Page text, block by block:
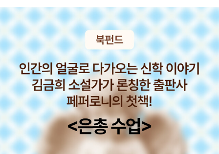
다. 이 이론들에서 중력은, 말려 있는 차원보다 짧은 거리, 즉 곡률이
너무 작아서 영향을 미칠 수 없는 작은 규모에서 보이는 행동과, 차원
이 보이지 않거나 비틀림이 중요해지는 커다른 규모에서 다른 행동을
보인다. 이로써 우리는 여분 차원이 결과적으로 우주론에서 발견되는
수수께끼 같은 성질들을 해결해줄지도 모른다는 믿음을 갖게 된다. _
리사 랜들, <숨겨진 우주> , p536/623 고정 형태의 공간은 개인과
집단의 활동을 조직하는 기본적인 방식 중 하나로서 인간이 지구상에
서 움직일 때 행동을 지배하는 물질적인 현상뿐만 아니라 감추어지고
내면화된 구도를 포함한다. 건물은 고정 형태를 표현하는 하나의 패
턴이지만 또한 특징적인 방식으로 구분되기도 한다. 마을, 도읍, 도시
의 배치, 그리고 사이사이의 시골 풍경도 우연히 이루어진 것이 아니
가장 대표적인 영토권 매입은 말 그대로 땅을 사고 집을 사는 행위'이
다. < 집 > 이야말로 눈에 보이는 주거 영토권'이다. ' 컬러 오브 머니 '
에 따라 반경 너비가 결정된다. 원이 클수록 영토권 매입가는 비싸다.
부자는 강남에 모여 살지만 재벌은 성북동에 모여 산다. 그들은 넓은
정원과 높은 담으로 둘러쌓인 집에 산다. 반면 가난한 사람은 쪽방에
서 산다. < 쪽방 > 이란 방을 쪼갠 주거 형태를 말하는 것이니 1/2
방'이다. 태어나면서 생래적으로 주어지는 권리인 영토권의 너비와
주거 영토권인 쪽방 크기'가 비슷하다는 것은 권력을 얻지 못했다는
것을 나타낸다. 권력자는 자신의 영토권을 확장하는 자이다. 이처
럼 사람들은 안전한 영토권을 갖기 위해 돈을 주고 공간'을 산다. 여
기서 끝이 아니다. 커피숍에서 커피를 마시기 위해 지불하는 비용은
읽고 싶어서 말이다. 흠흠... 그러나 수많은 송년회들은 다 어쩔 것이
냐.. 휘릭.
맘에 안든다. 표지만 갈고 출간일을 수정해 내용도 안바뀐 엄연한 구
간임에도 불구하고 10% 기본할인밖에 안된다. 지만지고전선집 시리
즈로 미하일 레르몬토프의 <리곱스카야 공작부인>이 나왔다. 완역여
부는 실물을 봐야 알듯하다. 까치에서 이매뉴얼 쉬의 <근-
현대 중국사>가 나왔다. 지난번 출간된 <러시아의 역사>와 구성이
비슷한데 보나마나 빽빽한 텍스트로 겁을 집어먹게 할 책이 틀림없
다. 그래도 언제나 까치의 책은 내용이 알차서 좋다. <샹그릴라의 포
로들>은 티베트의 낭만적 신화화를 비판하는 책이다. 이런것들은 티
베트 지역에 대한 객관성을 담보하기 어렵게 하며 정확한 정보를 제
공해 줄 수 없다. 지난 번 출간된 <신장의 역사>와 함께 봐도 재밌을
책이다. <그랜드 투어>는 내용만 보면 외국학자가 쓴 글 같